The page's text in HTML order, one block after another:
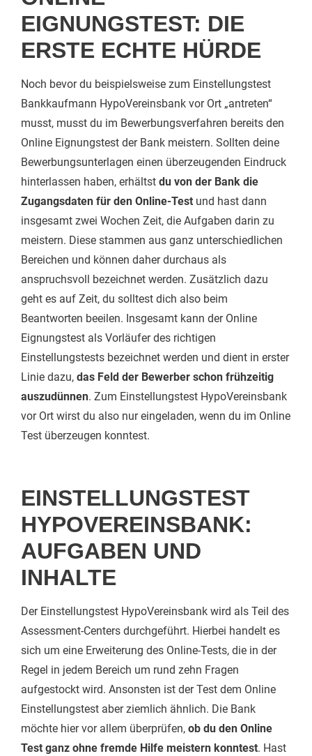
EIGNUNGSTEST: DIE
ERSTE ECHTE HÜRDE
Noch bevor du beispielsweise zum Einstellungstest
Bankkaufmann HypoVereinsbank vor Ort „antreten“
musst, musst du im Bewerbungsverfahren bereits den
Online Eignungstest der Bank meistern. Sollten deine
Bewerbungsunterlagen einen überzeugenden Eindruck
hinterlassen haben, erhältst du von der Bank die
Zugangsdaten für den Online-Test und hast dann
insgesamt zwei Wochen Zeit, die Aufgaben darin zu
meistern. Diese stammen aus ganz unterschiedlichen
Bereichen und können daher durchaus als
anspruchsvoll bezeichnet werden. Zusätzlich dazu
geht es auf Zeit, du solltest dich also beim
Beantworten beeilen. Insgesamt kann der Online
Eignungstest als Vorläufer des richtigen
Einstellungstests bezeichnet werden und dient in erster
Linie dazu, das Feld der Bewerber schon frühzeitig
auszudünnen. Zum Einstellungstest HypoVereinsbank
vor Ort wirst du also nur eingeladen, wenn du im Online
Test überzeugen konntest.
EINSTELLUNGSTEST
HYPOVEREINSBANK:
AUFGABEN UND
INHALTE
Der Einstellungstest HypoVereinsbank wird als Teil des
Assessment-Centers durchgeführt. Hierbei handelt es
sich um eine Erweiterung des Online-Tests, die in der
Regel in jedem Bereich um rund zehn Fragen
aufgestockt wird. Ansonsten ist der Test dem Online
Einstellungstest aber ziemlich ähnlich. Die Bank
möchte hier vor allem überprüfen, ob du den Online
Test ganz ohne fremde Hilfe meistern konntest. Hast